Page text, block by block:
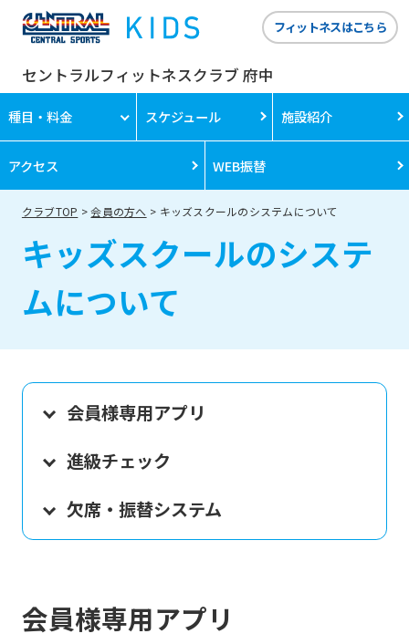
セントラルフィットネスクラブ 府中
フィットネスはこちら
種目・料金 スケジュール 施設紹介
アクセス WEB振替
クラブTOP 会員の方へ キッズスクールのシステムについて
キッズスクールのシステ
ムについて
会員様専用アプリ
進級チェック
欠席・振替システム
会員様専用アプリ